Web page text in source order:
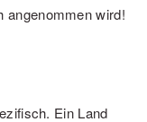
angenommen wird!
Ein Land